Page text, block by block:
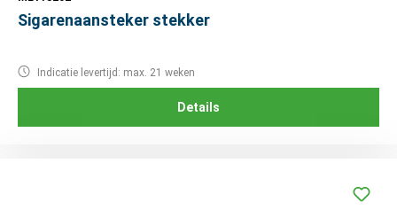
Sigarenaansteker stekker
Indicatie levertijd: max. 21 weken
Details